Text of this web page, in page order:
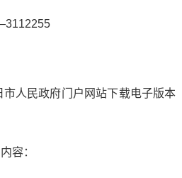
人民政府门户网站下载电子版
容：